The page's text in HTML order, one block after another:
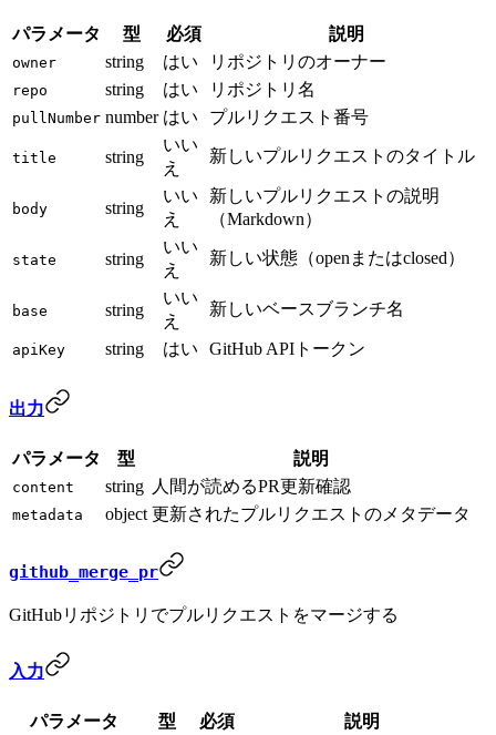
パラメータ 型 必須 説明
owner string はい リポジトリのオーナー
repo string はい リポジトリ名
pullNumber number はい プルリクエスト番号
title string
いい
え
新しいプルリクエストのタイトル
body string
いい
え
新しいプルリクエストの説明
（Markdown）
state string
いい
え
新しい状態（openまたはclosed）
base string
いい
え
新しいベースブランチ名
apiKey string はい GitHub APIトークン
出力
パラメータ 型 説明
content string 人間が読めるPR更新確認
metadata object 更新されたプルリクエストのメタデータ
github_merge_pr
GitHubリポジトリでプルリクエストをマージする
入力
パラメータ 型 必須 説明